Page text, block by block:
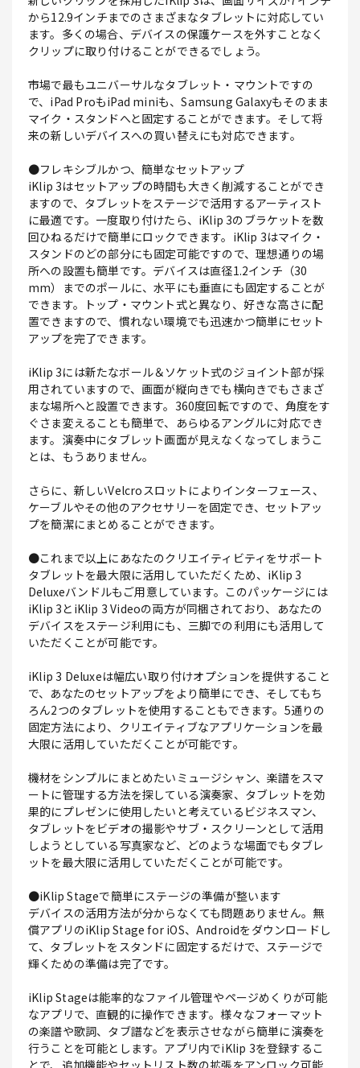
から12.9インチまでのさまざまなタブレットに対応してい
ます。多くの場合、デバイスの保護ケースを外すことなく
クリップに取り付けることができるでしょう。
市場で最もユニバーサルなタブレット・マウントですの
で、iPad ProもiPad miniも、Samsung Galaxyもそのまま
マイク・スタンドへと固定することができます。そして将
来の新しいデバイスへの買い替えにも対応できます。
●フレキシブルかつ、簡単なセットアップ
iKlip 3はセットアップの時間も大きく削減することができ
ますので、タブレットをステージで活用するアーティスト
に最適です。一度取り付けたら、iKlip 3のブラケットを数
回ひねるだけで簡単にロックできます。iKlip 3はマイク・
スタンドのどの部分にも固定可能ですので、理想通りの場
所への設置も簡単です。デバイスは直径1.2インチ（30
mm）までのポールに、水平にも垂直にも固定することが
できます。トップ・マウント式と異なり、好きな高さに配
置できますので、慣れない環境でも迅速かつ簡単にセット
アップを完了できます。
iKlip 3には新たなボール＆ソケット式のジョイント部が採
用されていますので、画面が縦向きでも横向きでもさまざ
まな場所へと設置できます。360度回転ですので、角度をす
ぐさま変えることも簡単で、あらゆるアングルに対応でき
ます。演奏中にタブレット画面が見えなくなってしまうこ
とは、もうありません。
さらに、新しいVelcroスロットによりインターフェース、
ケーブルやその他のアクセサリーを固定でき、セットアッ
プを簡潔にまとめることができます。
●これまで以上にあなたのクリエイティビティをサポート
タブレットを最大限に活用していただくため、iKlip 3
Deluxeバンドルもご用意しています。このパッケージには
iKlip 3とiKlip 3 Videoの両方が同梱されており、あなたの
デバイスをステージ利用にも、三脚での利用にも活用して
いただくことが可能です。
iKlip 3 Deluxeは幅広い取り付けオプションを提供すること
で、あなたのセットアップをより簡単にでき、そしてもち
ろん2つのタブレットを使用することもできます。5通りの
固定方法により、クリエイティブなアプリケーションを最
大限に活用していただくことが可能です。
機材をシンプルにまとめたいミュージシャン、楽譜をスマ
ートに管理する方法を探している演奏家、タブレットを効
果的にプレゼンに使用したいと考えているビジネスマン、
タブレットをビデオの撮影やサブ・スクリーンとして活用
しようとしている写真家など、どのような場面でもタブレ
ットを最大限に活用していただくことが可能です。
●iKlip Stageで簡単にステージの準備が整います
デバイスの活用方法が分からなくても問題ありません。無
償アプリのiKlip Stage for iOS、Androidをダウンロードし
て、タブレットをスタンドに固定するだけで、ステージで
輝くための準備は完了です。
iKlip Stageは能率的なファイル管理やページめくりが可能
なアプリで、直観的に操作できます。様々なフォーマット
の楽譜や歌詞、タブ譜などを表示させながら簡単に演奏を
行うことを可能とします。アプリ内でiKlip 3を登録するこ